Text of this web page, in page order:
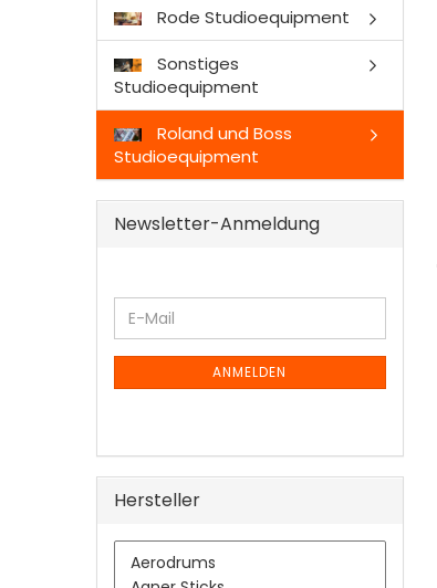
Rode Studioequipment
Sonstiges
Studioequipment
Roland und Boss
Studioequipment
Newsletter-Anmeldung
WEITER
ZUR
NEWSLETTER-
ANMELDUNG
E-
Mail
ANMELDEN
Hersteller